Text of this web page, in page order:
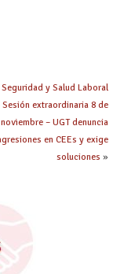
y Salud Laboral
Sesión extraordinaria 8 de
noviembre – UGT denuncia
en CEEs y exige
soluciones »